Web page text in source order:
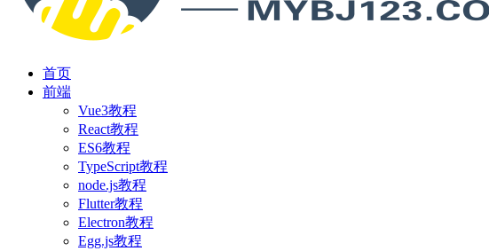
首页
前端
Vue3教程
React教程
ES6教程
TypeScript教程
node.js教程
Flutter教程
Electron教程
Egg.js教程